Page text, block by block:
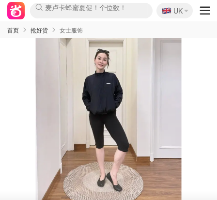
麦卢卡蜂蜜夏促！个位数！
Prada/Miu 4.8折！
啥？必胜客披萨5折！
🇬🇧
UK
首页 抢好货 女士服饰